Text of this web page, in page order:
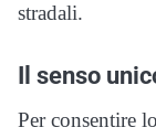
stradali.
Il senso
Per consentire